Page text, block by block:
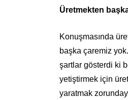
Üretmekten
Konuşmasında
başka çaremiz
şartlar gösterdi ki
yetiştirmek için
yaratmak